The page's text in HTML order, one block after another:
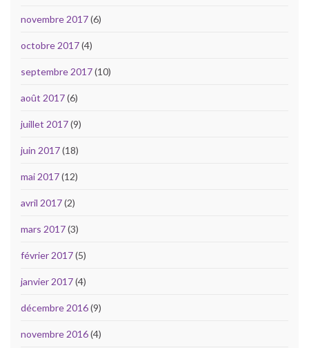
novembre 2017(6)
octobre 2017(4)
septembre 2017(10)
août 2017(6)
juillet 2017(9)
juin 2017(18)
mai 2017(12)
avril 2017(2)
mars 2017(3)
février 2017(5)
janvier 2017(4)
décembre 2016(9)
novembre 2016(4)